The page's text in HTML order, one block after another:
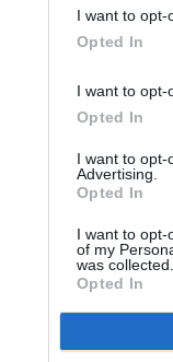
I want to opt-
Opted In
I want to opt-
Opted In
I want to opt-
Advertising.
Opted In
I want to opt-
of my
was collected.
Opted In